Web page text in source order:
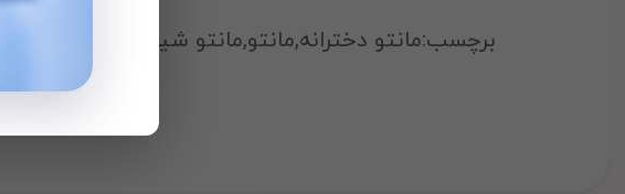
برچسب:مانتو دخترانه,مانتو,مانتو شیک,مانتو